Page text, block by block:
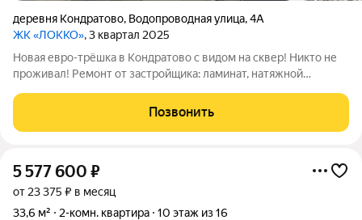
деревня Кондратово, Водопроводная улица,4А
ЖК «ЛОККО», 3 квартал 2025
Новая евро-трёшка в Кондратово с видом на сквер! Никто не
проживал! Ремонт от застройщика: ламинат, натяжной
детсад на территории. Рядом школа, ТЦ. Скоро построят
термы. Квартира подойдёт
Позвонить
5 577 600 ₽
от 23 375 ₽ в месяц
33,6 м²
2-комн. квартира 10 этаж из 16